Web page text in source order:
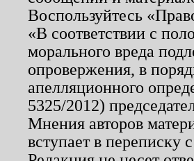
Воспользуйтесь
«В соответствии с
морального вреда
опровержения, в
апелляционного
5325/2012)
Мнения авторов
вступает в переписку